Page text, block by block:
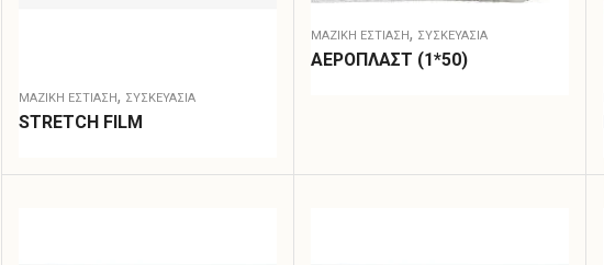
ΜΑΖΙΚΗ ΕΣΤΙΑΣΗ, ΣΥΣΚΕΥΑΣΊΑ
STRETCH FILM
ΜΑΖΙΚΗ ΕΣΤΙΑΣΗ, ΣΥΣΚΕΥΑΣΊΑ
ΑΕΡΟΠΛΑΣΤ (1*50)